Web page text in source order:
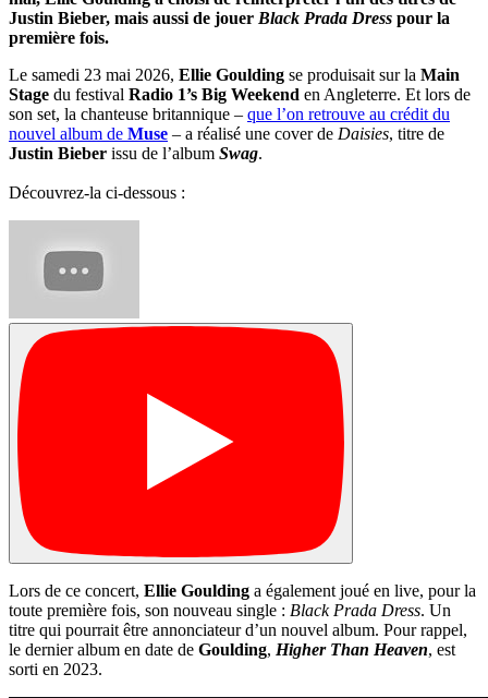
Justin Bieber, mais aussi de jouer Black Prada Dress pour la
première fois.
Le samedi 23 mai 2026, Ellie Goulding se produisait sur la Main
Stage du festival Radio 1’s Big Weekend en Angleterre. Et lors de
son set, la chanteuse britannique – que l’on retrouve au crédit du
nouvel album de Muse – a réalisé une cover de Daisies, titre de
Justin Bieber issu de l’album Swag.
Découvrez-la ci-dessous :
Lors de ce concert, Ellie Goulding a également joué en live, pour la
toute première fois, son nouveau single : Black Prada Dress. Un
titre qui pourrait être annonciateur d’un nouvel album. Pour rappel,
le dernier album en date de Goulding, Higher Than Heaven, est
sorti en 2023.